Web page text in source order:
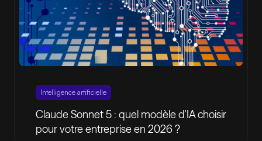
Intelligence artificielle
Claude Sonnet 5 : quel modèle d'IA choisir
pour votre entreprise en 2026 ?